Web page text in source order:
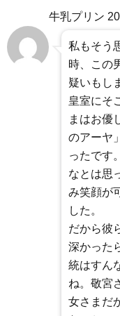
牛乳プリン
私もそう
時、この
疑いもし
皇室にそ
まはお優
のアーヤ
ったです
なとは思
み笑顔が
した。
だから彼
深かった
統はすん
ね。敬宮
女さまだ